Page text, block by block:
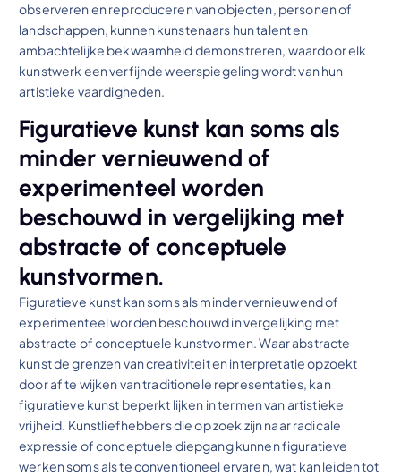
observeren en reproduceren van objecten, personen of
landschappen, kunnen kunstenaars hun talent en
ambachtelijke bekwaamheid demonstreren, waardoor elk
kunstwerk een verfijnde weerspiegeling wordt van hun
artistieke vaardigheden.
Figuratieve kunst kan soms als
minder vernieuwend of
experimenteel worden
beschouwd in vergelijking met
abstracte of conceptuele
kunstvormen.
Figuratieve kunst kan soms als minder vernieuwend of
experimenteel worden beschouwd in vergelijking met
abstracte of conceptuele kunstvormen. Waar abstracte
kunst de grenzen van creativiteit en interpretatie opzoekt
door af te wijken van traditionele representaties, kan
figuratieve kunst beperkt lijken in termen van artistieke
vrijheid. Kunstliefhebbers die op zoek zijn naar radicale
expressie of conceptuele diepgang kunnen figuratieve
werken soms als te conventioneel ervaren, wat kan leiden tot